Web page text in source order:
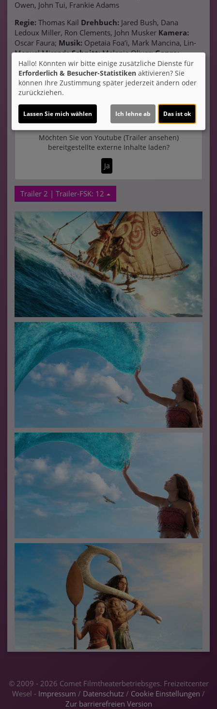
Owen, John Tui, Frankie Adams
Regie: Thomas Kail Drehbuch: Jared Bush, Dana
Ledoux Miller, Ron Clements, John Musker Kamera:
Oscar Faura; Musik: Opetaia Foa‘i, Mark Mancina, Lin-
Manuel Miranda Schnitt:Melanie Oliver;Genre:
Familie, Fantasy, Komödie, Abenteuer Land: USA 2026
Verleih:Walt Disney Int´l
Inhalte zum Teil von
© CINEPROG ...macht Lust auf Ihr Kino!
Möchten Sie von Youtube (Trailer ansehen)
bereitgestellte externe Inhalte laden?
Ja
Trailer 2 | Trailer-FSK: 12
© 2009 - 2026 Comet Filmtheaterbetriebsges. Freizeitcenter
Wesel - Impressum / Datenschutz / Cookie Einstellungen /
Zur barrierefreien Version
Hallo! Könnten wir bitte einige zusätzliche Dienste für
Erforderlich & Besucher-Statistiken aktivieren? Sie
können Ihre Zustimmung später jederzeit ändern oder
zurückziehen.
Lassen Sie mich wählen Ich lehne ab Das ist ok